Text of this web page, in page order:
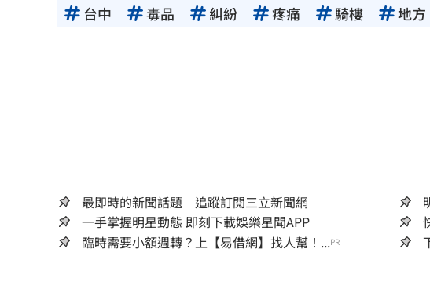
台中 毒品 糾紛 疼痛 騎樓 地方
最即時的新聞話題 追蹤訂閱三立新聞網
一手掌握明星動態 即刻下載娛樂星聞APP
臨時需要小額週轉？上【易借網】找人幫！...PR